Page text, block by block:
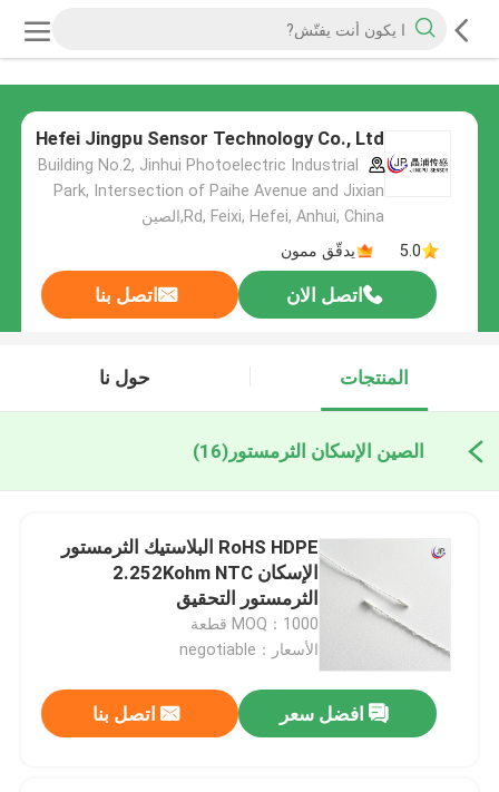
Hefei Jingpu Sensor Technology Co., Ltd
Building No.2, Jinhui Photoelectric Industrial
Park, Intersection of Paihe Avenue and Jixian
Rd, Feixi, Hefei, Anhui, China,الصين
5.0
يدقّق ممون
اتصل الان اتصل بنا
المنتجات حول نا
الصين الإسكان الثرمستور (16)
RoHS HDPE البلاستيك الثرمستور
الإسكان 2.252Kohm NTC
الثرمستور التحقيق
MOQ：1000 قطعة
الأسعار：negotiable
افضل سعر اتصل بنا